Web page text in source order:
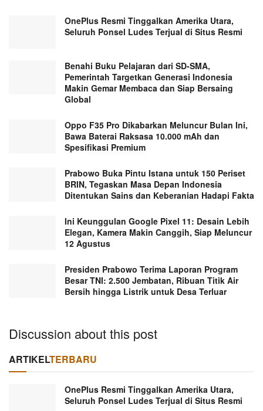
OnePlus Resmi Tinggalkan Amerika Utara,
Seluruh Ponsel Ludes Terjual di Situs Resmi
Benahi Buku Pelajaran dari SD-SMA,
Pemerintah Targetkan Generasi Indonesia
Makin Gemar Membaca dan Siap Bersaing
Global
Oppo F35 Pro Dikabarkan Meluncur Bulan Ini,
Bawa Baterai Raksasa 10.000 mAh dan
Spesifikasi Premium
Prabowo Buka Pintu Istana untuk 150 Periset
BRIN, Tegaskan Masa Depan Indonesia
Ditentukan Sains dan Keberanian Hadapi Fakta
Ini Keunggulan Google Pixel 11: Desain Lebih
Elegan, Kamera Makin Canggih, Siap Meluncur
12 Agustus
Presiden Prabowo Terima Laporan Program
Besar TNI: 2.500 Jembatan, Ribuan Titik Air
Bersih hingga Listrik untuk Desa Terluar
Discussion about this post
ARTIKELTERBARU
OnePlus Resmi Tinggalkan Amerika Utara,
Seluruh Ponsel Ludes Terjual di Situs Resmi